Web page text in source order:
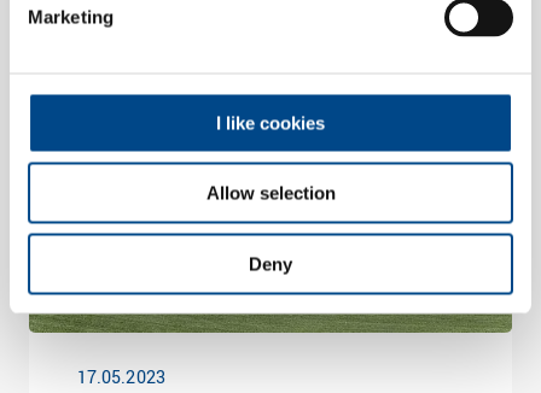
Marketing
I like cookies
Allow selection
Deny
17.05.2023